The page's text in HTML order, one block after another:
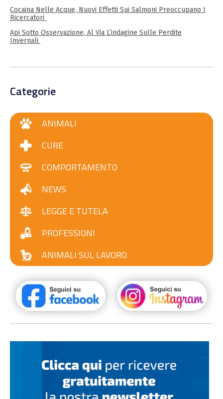
Cocaina Nelle Acque, Nuovi Effetti Sui Salmoni Preoccupano I
Ricercatori
Api Sotto Osservazione, Al Via L’indagine Sulle Perdite
Invernali
Categorie
ANIMALI
CURE
COMPORTAMENTO
NEWS
LEGGE E TUTELA
PROFESSIONI
ANIMALI SUL LAVORO